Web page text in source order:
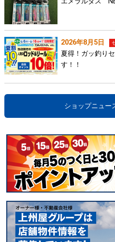
2026年8月5日
夏得！ガッ釣り
す！！
ショップニュー